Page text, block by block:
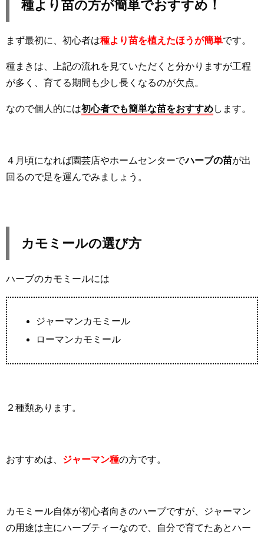
種より苗の方が簡単でおすすめ！
まず最初に、初心者は種より苗を植えたほうが簡単です。
種まきは、上記の流れを見ていただくと分かりますが工程
が多く、育てる期間も少し長くなるのが欠点。
なので個人的には初心者でも簡単な苗をおすすめします。
４月頃になれば園芸店やホームセンターでハーブの苗が出
回るので足を運んでみましょう。
カモミールの選び方
ハーブのカモミールには
ジャーマンカモミール
ローマンカモミール
２種類あります。
おすすめは、 ジャーマン種の方です。
カモミール自体が初心者向きのハーブですが、ジャーマン
の用途は主にハーブティーなので、自分で育てたあとハー